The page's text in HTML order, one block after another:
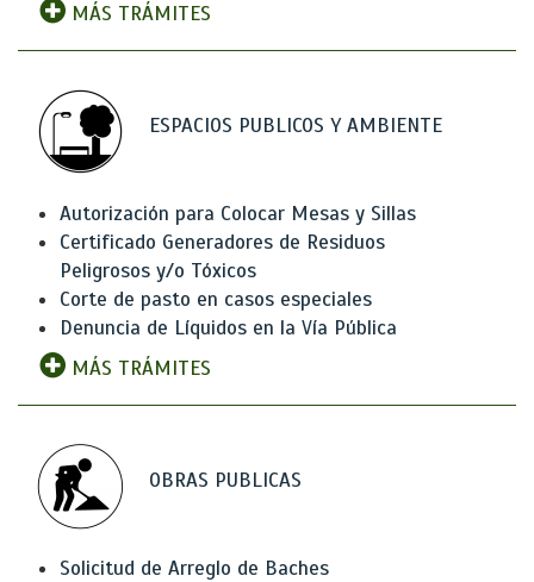
MÁS TRÁMITES
ESPACIOS PUBLICOS Y AMBIENTE
Autorización para Colocar Mesas y Sillas
Certificado Generadores de Residuos
Peligrosos y/o Tóxicos
Corte de pasto en casos especiales
Denuncia de Líquidos en la Vía Pública
MÁS TRÁMITES
OBRAS PUBLICAS
Solicitud de Arreglo de Baches